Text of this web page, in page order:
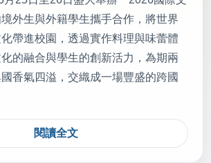
外生與外籍學生攜手合作，將世界
帶進校園，透過實作料理與味蕾體
的融合與學生的創新活力，為期兩
香氣四溢，交織成一場豐盛的跨國
閱讀全文